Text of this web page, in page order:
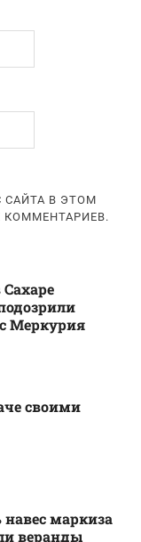
САЙТА В ЭТОМ
Меркурия
своими
маркиза
веранды